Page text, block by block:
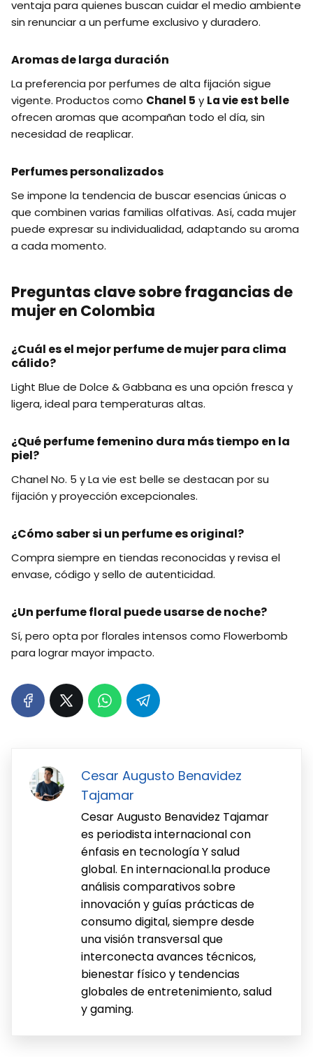
ventaja para quienes buscan cuidar el medio ambiente
sin renunciar a un perfume exclusivo y duradero.
Aromas de larga duración
La preferencia por perfumes de alta fijación sigue
vigente. Productos como Chanel 5 y La vie est belle
ofrecen aromas que acompañan todo el día, sin
necesidad de reaplicar.
Perfumes personalizados
Se impone la tendencia de buscar esencias únicas o
que combinen varias familias olfativas. Así, cada mujer
puede expresar su individualidad, adaptando su aroma
a cada momento.
Preguntas clave sobre fragancias de
mujer en Colombia
¿Cuál es el mejor perfume de mujer para clima
cálido?
Light Blue de Dolce & Gabbana es una opción fresca y
ligera, ideal para temperaturas altas.
¿Qué perfume femenino dura más tiempo en la
piel?
Chanel No. 5 y La vie est belle se destacan por su
fijación y proyección excepcionales.
¿Cómo saber si un perfume es original?
Compra siempre en tiendas reconocidas y revisa el
envase, código y sello de autenticidad.
¿Un perfume floral puede usarse de noche?
Sí, pero opta por florales intensos como Flowerbomb
para lograr mayor impacto.
Cesar Augusto Benavidez
Tajamar
Cesar Augusto Benavidez Tajamar
es periodista internacional con
énfasis en tecnología Y salud
global. En internacional.la produce
análisis comparativos sobre
innovación y guías prácticas de
consumo digital, siempre desde
una visión transversal que
interconecta avances técnicos,
bienestar físico y tendencias
globales de entretenimiento, salud
y gaming.